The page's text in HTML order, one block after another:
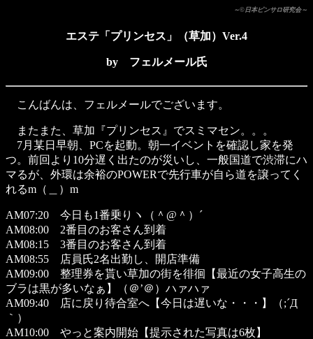
～©日本ピンサロ研究会～
エステ「プリンセス」（草加）Ver.4
by フェルメール氏
こんばんは、フェルメールでございます。
またまた、草加『プリンセス』でスミマセン。。。
7月某日早朝、PCを起動。朝一イベントを確認し家を発
つ。前回より10分遅く出たのが災いし、一般国道で渋滞にハ
マるが、外環は余裕のPOWERで先行車が自ら道を譲ってく
れるm（＿）m
AM07:20 今日も1番乗りヽ（＾@＾）´
AM08:00 2番目のお客さん到着
AM08:15 3番目のお客さん到着
AM08:55 店員氏2名出勤し、開店準備
AM09:00 整理券を貰い草加の街を徘徊【最近の女子高生の
ブラは黒が多いなぁ】（＠’＠）ハァハァ
AM09:40 店に戻り待合室へ【今日は遅いな・・・】（;´Д
｀）
AM10:00 やっと案内開始【提示された写真は6枚】